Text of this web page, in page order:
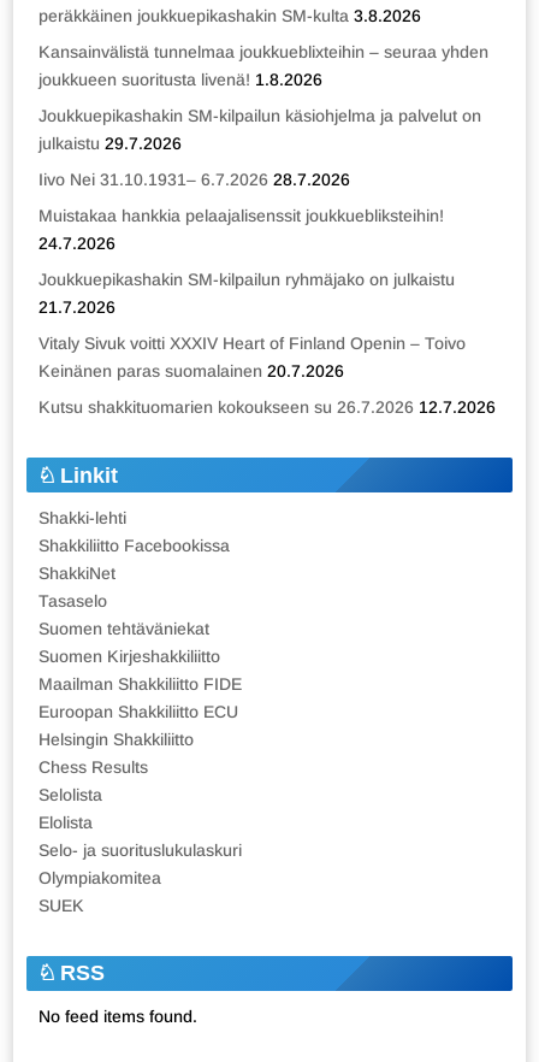
peräkkäinen joukkuepikashakin SM-kulta 3.8.2026
Kansainvälistä tunnelmaa joukkueblixteihin – seuraa yhden
joukkueen suoritusta livenä! 1.8.2026
Joukkuepikashakin SM-kilpailun käsiohjelma ja palvelut on
julkaistu 29.7.2026
Iivo Nei 31.10.1931– 6.7.2026 28.7.2026
Muistakaa hankkia pelaajalisenssit joukkuebliksteihin!
24.7.2026
Joukkuepikashakin SM-kilpailun ryhmäjako on julkaistu
21.7.2026
Vitaly Sivuk voitti XXXIV Heart of Finland Openin – Toivo
Keinänen paras suomalainen 20.7.2026
Kutsu shakkituomarien kokoukseen su 26.7.2026 12.7.2026
Linkit
Shakki-lehti
Shakkiliitto Facebookissa
ShakkiNet
Tasaselo
Suomen tehtäväniekat
Suomen Kirjeshakkiliitto
Maailman Shakkiliitto FIDE
Euroopan Shakkiliitto ECU
Helsingin Shakkiliitto
Chess Results
Selolista
Elolista
Selo- ja suorituslukulaskuri
Olympiakomitea
SUEK
RSS
No feed items found.